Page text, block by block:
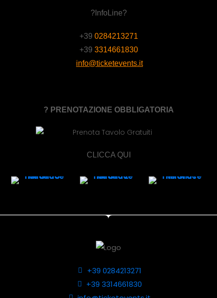
?InfoLine?
+39 0284213271
+39 3314661830
info@ticketevents.it
? PRENOTAZIONE OBBLIGATORIA
CLICCA QUI
+39 0284213271
+39 3314661830